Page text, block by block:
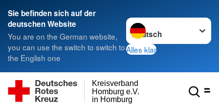
Sie befinden sich auf der
deutschen Website
You are on the German website,
you can use the switch to switch to
the English one
Sprache wechseln zu
Alles klar
in Homburg
Homburg e.V.
Kreisverband